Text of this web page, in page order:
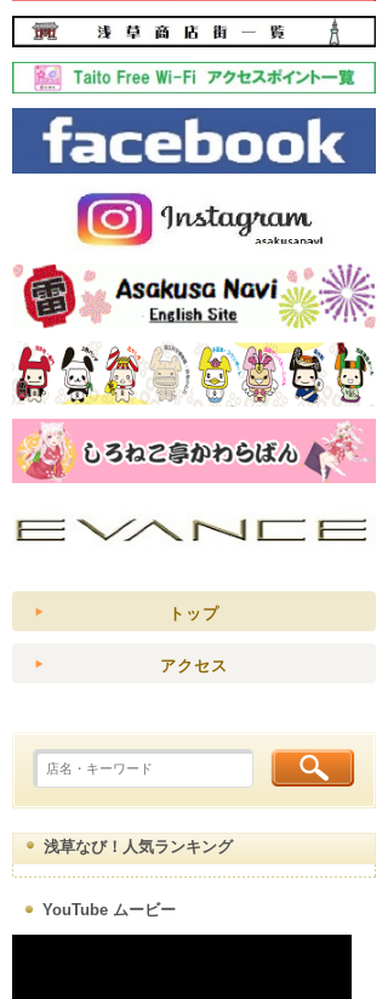
トップ
アクセス
浅草なび！人気ランキング
YouTube ムービー